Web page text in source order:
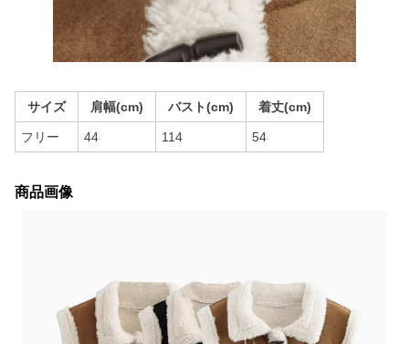
サイズ 肩幅(cm) バスト(cm) 着丈(cm)
フリー 44 114 54
商品画像